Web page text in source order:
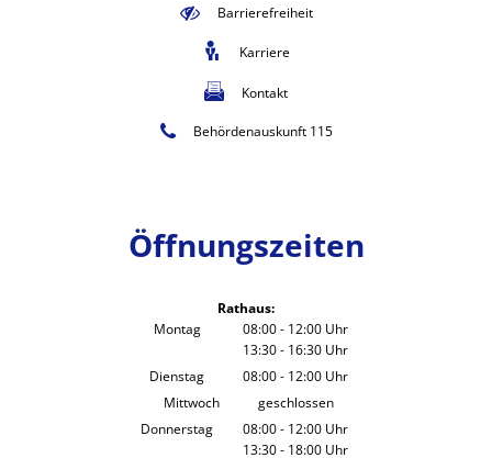
Barrierefreiheit
Karriere
Kontakt
Behördenauskunft 115
Öffnungszeiten
Rathaus:
Montag
08:00- 12:00 Uhr
Von 08:00 bis 12:00 Uhr
13:30- 16:30 Uhr
Von 13:30 bis 16:30 Uhr
Dienstag 08:00- 12:00 Uhr
Von 08:00 bis 12:00 Uhr
Mittwoch
geschlossen
Donnerstag
08:00- 12:00 Uhr
Von 08:00 bis 12:00 Uhr
13:30- 18:00 Uhr